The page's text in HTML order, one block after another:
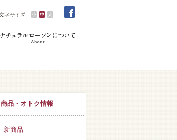
商品・オトク情報
新商品